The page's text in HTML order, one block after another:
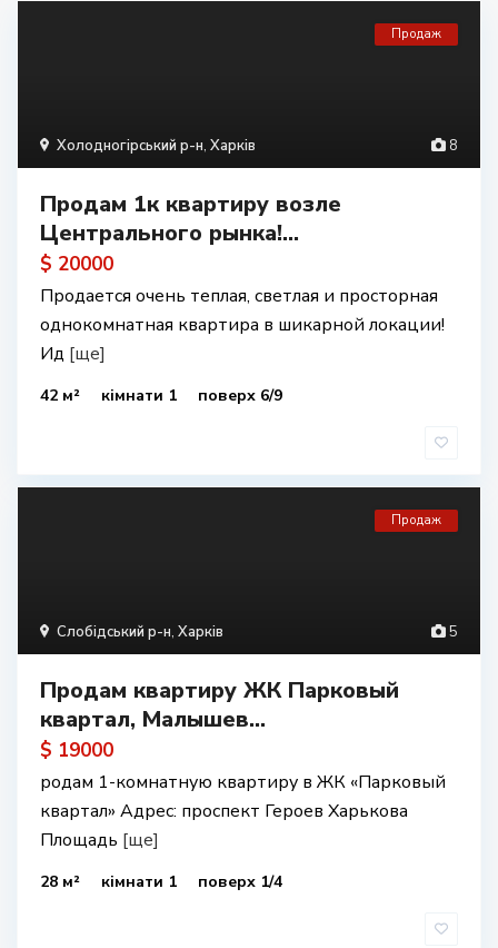
8
Холодногірський р-н, Харків
Продаж
Продам 1к квартиру возле
Центрального рынка!...
$ 20000
Продается очень теплая, светлая и просторная
однокомнатная квартира в шикарной локации!
Ид [ще]
42 м² кімнати 1 поверх 6/9
5
Слобідський р-н, Харків
Продаж
Продам квартиру ЖК Парковый
квартал, Малышев...
$ 19000
родам 1-комнатную квартиру в ЖК «Парковый
квартал» Адрес: проспект Героев Харькова
Площадь [ще]
28 м² кімнати 1 поверх 1/4